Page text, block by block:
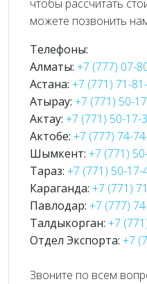
чтобы рассчитать
можете позвонить
Телефоны:
Алматы: +7 (777) 07-
Астана: +7 (771) 71-
Атырау: +7 (771) 50-
Актау: +7 (771) 50-17-
Актобе: +7 (777) 74-
Шымкент: +7 (771)
Тараз: +7 (771) 50-17-
Караганда: +7 (771)
Павлодар: +7 (777)
Талдыкорган: +7
Отдел Экспорта: +7
Звоните по всем